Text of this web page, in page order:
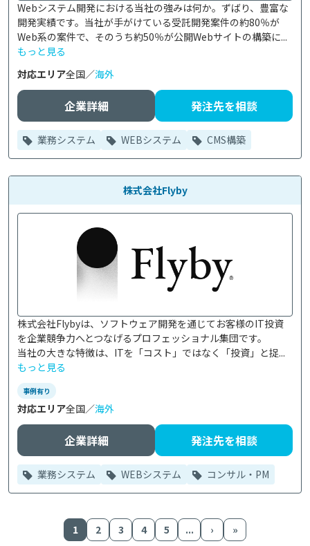
Webシステム開発における当社の強みは何か。ずばり、豊富な
開発実績です。当社が手がけている受託開発案件の約80％が
Web系の案件で、そのうち約50％が公開Webサイトの構築に...
もっと見る
対応エリア全国／海外
企業詳細 発注先を相談
業務システム WEBシステム CMS構築
株式会社Flyby
株式会社Flybyは、ソフトウェア開発を通じてお客様のIT投資
を企業競争力へとつなげるプロフェッショナル集団です。
当社の大きな特徴は、ITを「コスト」ではなく「投資」と捉...
もっと見る
事例有り
対応エリア全国／海外
企業詳細 発注先を相談
業務システム WEBシステム コンサル・PM
1 2 3 4 5 ... › »